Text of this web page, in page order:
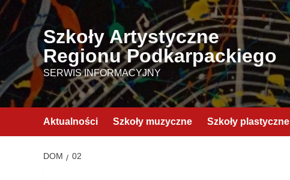
Przejdź
treści
Szkoły Artystyczne
Regionu Podkarpackiego
SERWIS INFORMACYJNY
Aktualności Szkoły muzyczne Szkoły plastyczne
DOM 02